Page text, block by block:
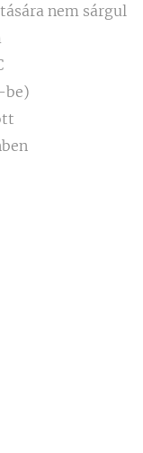
nem sárgul
be)